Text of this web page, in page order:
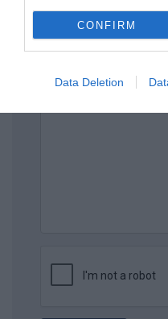
CONFIRM
Data Deletion
ΤΙΤΛΟΣ